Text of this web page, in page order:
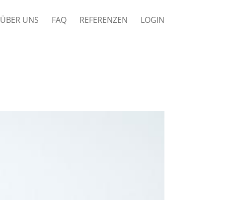
ÜBER UNS FAQ REFERENZEN LOGIN